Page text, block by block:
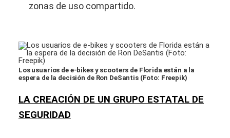
zonas de uso compartido.
Los usuarios de e-bikes y scooters de Florida están a la
espera de la decisión de Ron DeSantis (Foto: Freepik)
LA CREACIÓN DE UN GRUPO ESTATAL DE
SEGURIDAD